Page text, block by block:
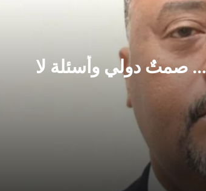
صمتٌ دولي وأسئلة لا